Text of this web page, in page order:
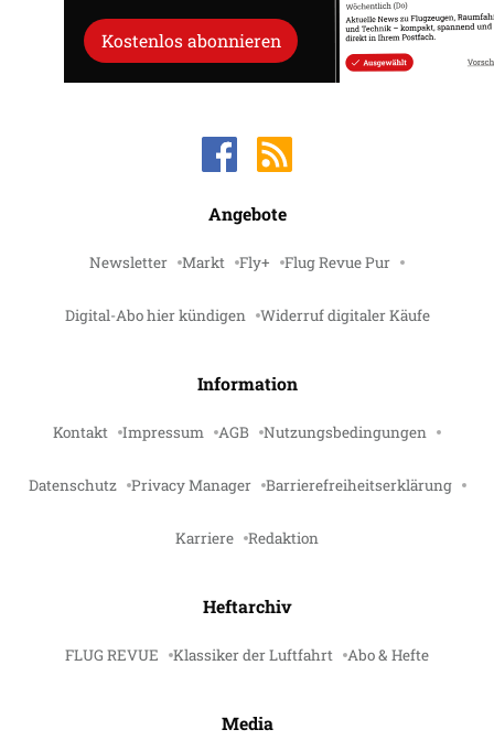
Kostenlos abonnieren
Angebote
Newsletter Markt Fly+ Flug Revue Pur
Digital-Abo hier kündigen Widerruf digitaler Käufe
Information
Kontakt Impressum AGB Nutzungsbedingungen
Datenschutz Privacy Manager Barrierefreiheitserklärung
Karriere Redaktion
Heftarchiv
FLUG REVUE Klassiker der Luftfahrt Abo & Hefte
Media